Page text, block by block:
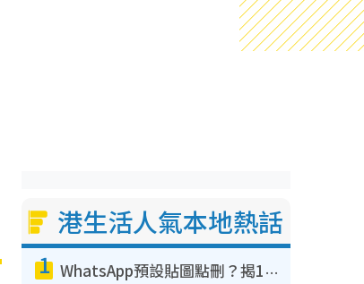
港生活人氣本地熱話
1 WhatsApp預設貼圖點刪？揭1招「反向操作」還原簡潔介面 附3步實測教學